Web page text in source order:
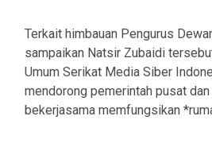
Terkait himbauan Pengurus
sampaikan Natsir Zubaidi
Umum Serikat Media Siber
mendorong pemerintah pusat
bekerjasama memfungsikan